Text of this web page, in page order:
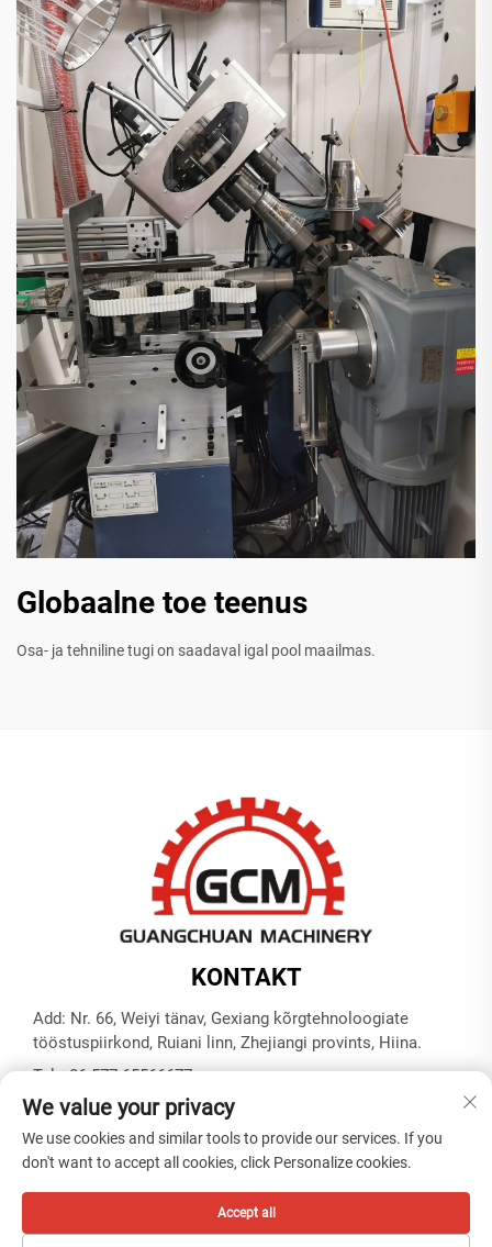
Globaalne toe teenus
Osa- ja tehniline tugi on saadaval igal pool maailmas.
KONTAKT
Add: Nr. 66, Weiyi tänav, Gexiang kõrgtehnoloogiate
tööstuspiirkond, Ruiani linn, Zhejiangi provints, Hiina.
Tel:+86-577-65566677
E-post: [email protected]
Privaatsuspoliitika
We value your privacy
We use cookies and similar tools to provide our services. If you
don't want to accept all cookies, click Personalize cookies.
Accept all